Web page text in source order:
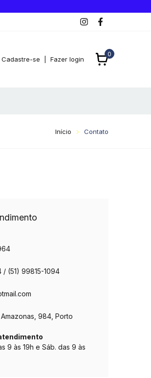
Cadastre-se Fazer login
0
Início Contato
/ (51) 99815-1094
984, Porto
9 às 19h e Sáb. das 9 às